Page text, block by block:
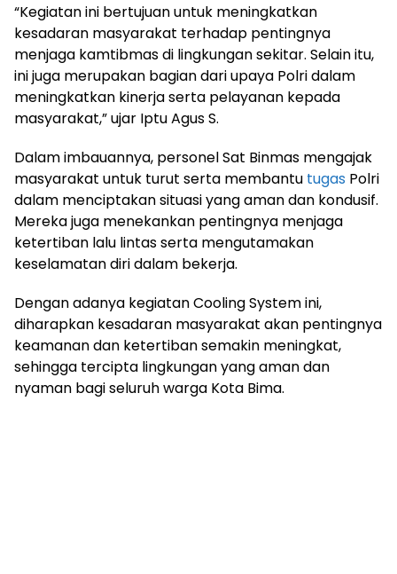
“Kegiatan ini bertujuan untuk meningkatkan
kesadaran masyarakat terhadap pentingnya
menjaga kamtibmas di lingkungan sekitar. Selain itu,
ini juga merupakan bagian dari upaya Polri dalam
meningkatkan kinerja serta pelayanan kepada
masyarakat,” ujar Iptu Agus S.
Dalam imbauannya, personel Sat Binmas mengajak
masyarakat untuk turut serta membantu tugas Polri
dalam menciptakan situasi yang aman dan kondusif.
Mereka juga menekankan pentingnya menjaga
ketertiban lalu lintas serta mengutamakan
keselamatan diri dalam bekerja.
Dengan adanya kegiatan Cooling System ini,
diharapkan kesadaran masyarakat akan pentingnya
keamanan dan ketertiban semakin meningkat,
sehingga tercipta lingkungan yang aman dan
nyaman bagi seluruh warga Kota Bima.